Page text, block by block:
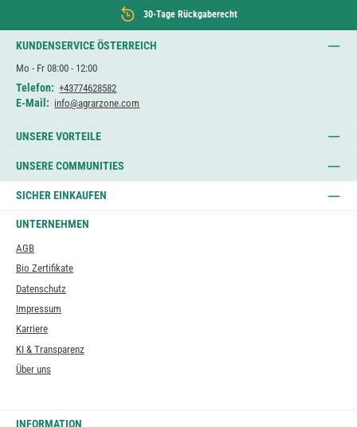
30-Tage Rückgaberecht
KUNDENSERVICE ÖSTERREICH
Mo - Fr 08:00 - 12:00
Telefon: +43774628582
E-Mail: info@agrarzone.com
UNSERE VORTEILE
UNSERE COMMUNITIES
SICHER EINKAUFEN
UNTERNEHMEN
AGB
Bio Zertifikate
Datenschutz
Impressum
Karriere
KI & Transparenz
Über uns